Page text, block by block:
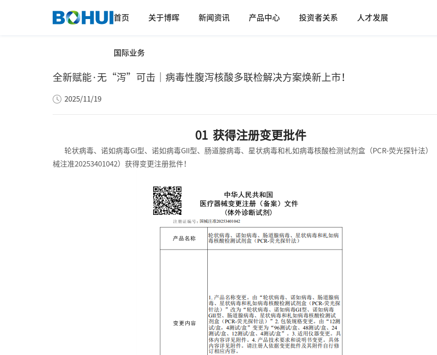
首页 关于博晖 新闻资讯 产品中心 投资者关系 人才发展
国际业务
全新赋能·无“泻”可击｜病毒性腹泻核酸多联检解决方案焕新上市！
2025/11/19
01 获得注册变更批件
轮状病毒、诺如病毒GI型、诺如病毒GII型、肠道腺病毒、星状病毒和札如病毒核酸检测试剂盒（PCR-荧光探针法）
械注准20253401042）获得变更注册批件！